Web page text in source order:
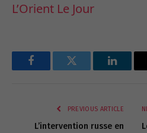
L’Orient Le Jour
FacebookTwitter
PREVIOUS ARTICLE
L’intervention russe en